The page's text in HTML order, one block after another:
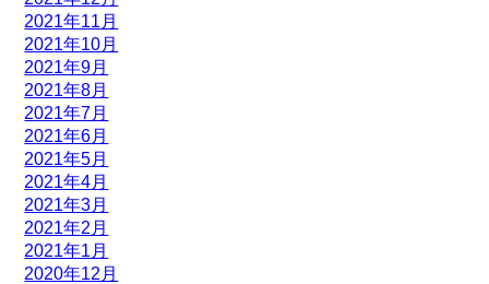
2021年11月
2021年10月
2021年9月
2021年8月
2021年7月
2021年6月
2021年5月
2021年4月
2021年3月
2021年2月
2021年1月
2020年12月